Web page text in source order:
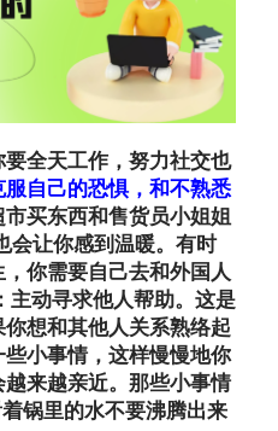
全天工作，努力社交也
服自己的恐惧，和不熟悉
买东西和售货员小姐姐
会让你感到温暖。有时
你需要自己去和外国人
动寻求他人帮助。这是
想和其他人关系熟络起
小事情，这样慢慢地你
来越亲近。那些小事情
锅里的水不要沸腾出来